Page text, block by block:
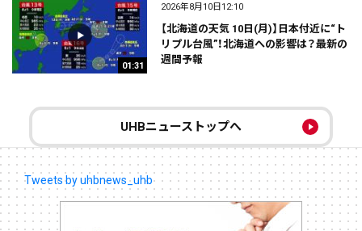
01:31
2026年8月10日12:10
【北海道の天気 10日(月)】日本付近に“ト
リプル台風”！北海道への影響は？最新の
週間予報
UHBニューストップへ
Tweets by uhbnews_uhb